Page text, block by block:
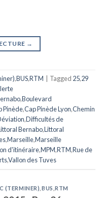
→
,BUS,RTM Tagged 25,29
,Boulevard
Pinède,Cap Pinède Lyon,Chemin
,Difficultés de
Bernabo,Littoral
,Marseille,Marseille
d'itinéraire,MPM,RTM,Rue de
,Vallon des Tuves
(TERMINER) BUS ,RTM